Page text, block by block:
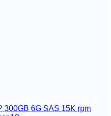
300GB 6G SAS 15K rpm